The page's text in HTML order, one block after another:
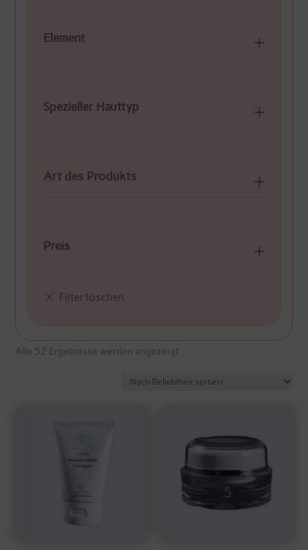
Element
Spezieller Hauttyp
Art des Produkts
Preis
Alle 52 Ergebnisse werden angezeigt